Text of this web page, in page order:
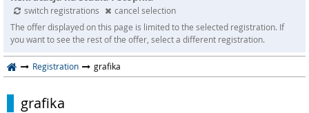
switch registrations
cancel selection
The offer displayed on this page is limited to the selected registration. If
you want to see the rest of the offer, select a different registration.
Registration grafika
grafika